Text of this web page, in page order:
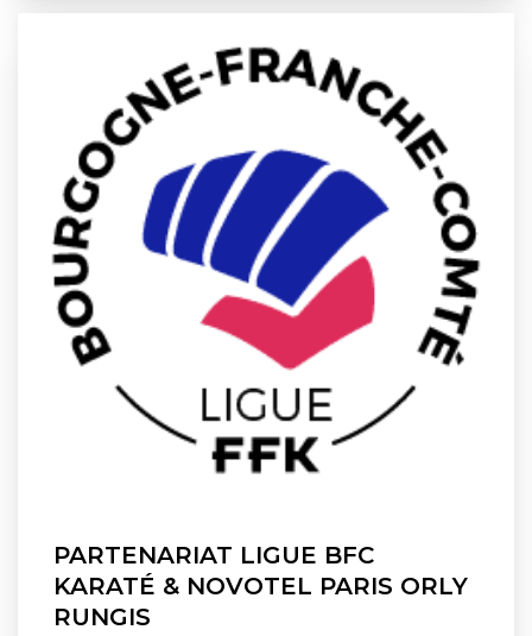
PARTENARIAT LIGUE BFC
KARATÉ & NOVOTEL PARIS ORLY
RUNGIS